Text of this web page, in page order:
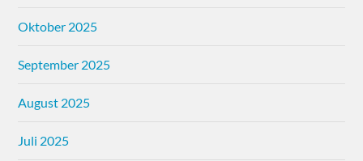
Oktober 2025
September 2025
August 2025
Juli 2025